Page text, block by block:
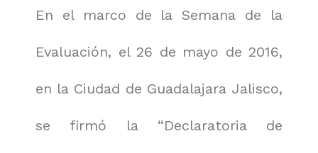
En el marco de la Semana de la
Evaluación, el 26 de mayo de 2016,
en la Ciudad de Guadalajara Jalisco,
se firmó la “Declaratoria de